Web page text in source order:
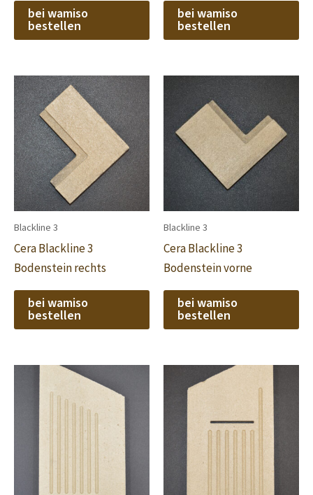
bei wamiso
bestellen
bei wamiso
bestellen
Blackline 3
Cera Blackline 3
Bodenstein rechts
bei wamiso
bestellen
Blackline 3
Cera Blackline 3
Bodenstein vorne
bei wamiso
bestellen